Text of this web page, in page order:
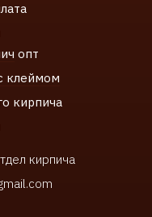
опт
клеймом
кирпича
кирпича